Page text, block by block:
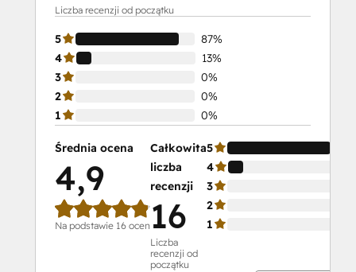
Liczba recenzji od początku
5
87%
4
13%
3
0%
2
0%
1
0%
Średnia ocena
4,9
Na podstawie 16 ocen
Całkowita
liczba
recenzji
16
Liczba
recenzji od
początku
5
4
3
2
1